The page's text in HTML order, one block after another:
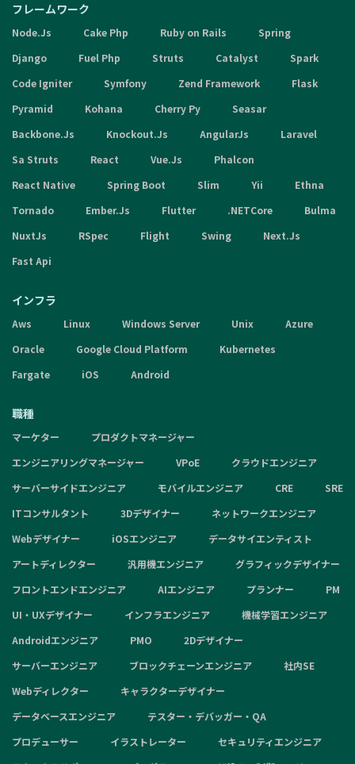
フレームワーク
Node.Js Cake Php Ruby on Rails
Spring
Django
Fuel Php Struts Catalyst
Spark
Code Igniter
Symfony Zend Framework
Flask
Pyramid
Kohana Cherry Py
Seasar
Backbone.Js
Knockout.Js AngularJs
Laravel
Sa Struts
React Vue.Js
Phalcon
React Native
Spring Boot Slim Yii
Ethna
Tornado
Ember.Js Flutter .NETCore
Bulma
NuxtJs
RSpec Flight Swing
Next.Js
Fast Api
インフラ
Aws Linux Windows Server Unix
Azure
Oracle
Google Cloud Platform
Kubernetes
Fargate
iOS Android
職種
マーケター
プロダクトマネージャー
エンジニアリングマネージャー
VPoE
クラウドエンジニア
サーバーサイドエンジニア
モバイルエンジニア CRE
SRE
ITコンサルタント
3Dデザイナー
ネットワークエンジニア
Webデザイナー
iOSエンジニア
データサイエンティスト
アートディレクター
汎用機エンジニア
グラフィックデザイナー
フロントエンドエンジニア
AIエンジニア プランナー
PM
UI・UXデザイナー
インフラエンジニア
機械学習エンジニア
Androidエンジニア
PMO
2Dデザイナー
サーバーエンジニア
ブロックチェーンエンジニア
社内SE
Webディレクター
キャラクターデザイナー
データベースエンジニア
テスター・デバッガー・QA
プロデューサー
イラストレーター
セキュリティエンジニア